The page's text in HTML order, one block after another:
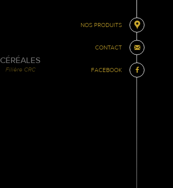
CÉRÉALES
Filière CRC
NOS PRODUITS
CONTACT
FACEBOOK